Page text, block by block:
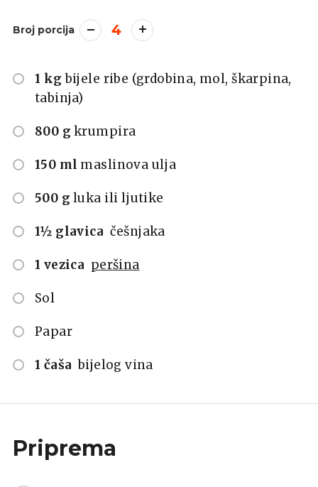
Broj porcija 4
1 kg bijele ribe (grdobina, mol, škarpina,
tabinja)
800 g krumpira
150 ml maslinova ulja
500 g luka ili ljutike
1½ glavica češnjaka
1 vezica peršina
Sol
Papar
1 čaša bijelog vina
Priprema